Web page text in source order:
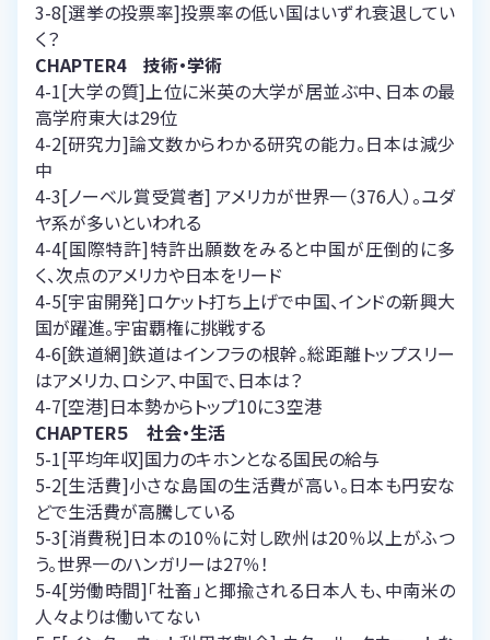
3-8[選挙の投票率]投票率の低い国はいずれ衰退してい
く？
CHAPTER4 技術・学術
4-1[大学の質]上位に米英の大学が居並ぶ中、日本の最
高学府東大は29位
4-2[研究力]論文数からわかる研究の能力。日本は減少
中
4-3[ノーベル賞受賞者] アメリカが世界一（376人）。ユダ
ヤ系が多いといわれる
4-4[国際特許]特許出願数をみると中国が圧倒的に多
く、次点のアメリカや日本をリード
4-5[宇宙開発]ロケット打ち上げで中国、インドの新興大
国が躍進。宇宙覇権に挑戦する
4-6[鉄道網]鉄道はインフラの根幹。総距離トップスリー
はアメリカ、ロシア、中国で、日本は？
4-7[空港]日本勢からトップ10に３空港
CHAPTER５ 社会・生活
5-1[平均年収]国力のキホンとなる国民の給与
5-2[生活費]小さな島国の生活費が高い。日本も円安な
どで生活費が高騰している
5-3[消費税]日本の10％に対し欧州は20％以上がふつ
う。世界一のハンガリーは27％！
5-4[労働時間]「社畜」と揶揄される日本人も、中南米の
人々よりは働いてない